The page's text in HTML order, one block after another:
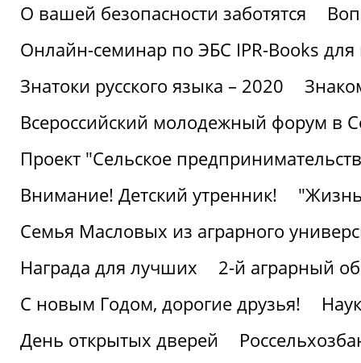
О вашей безопасности заботятся
Онлайн-семинар по ЭБС IPR-Books для
Знатоки русского языка – 2020
Всероссийский молодежный форум в
Проект "Сельское
Внимание! Детский утренник!
Семья Масловых из аграрного
Награда для лучших
2-й аграрный
С новым Годом, дорогие друзья!
День открытых дверей